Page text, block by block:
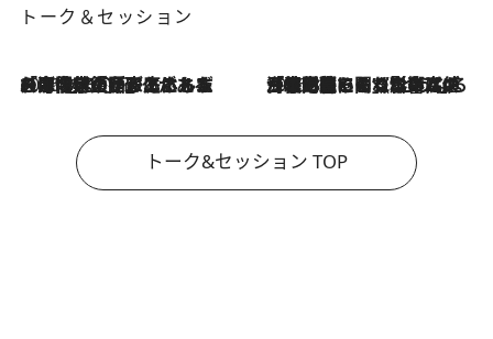
トーク＆セッション
2026.8.3
「今後値上げがあるとすれば…」「リスクがあるのは今年の冬」エネルギー専門家が語る、ホルムズ海峡封鎖が家庭にもたらす“ある心配” 2026.8.3
「住宅建てられない…」「サーチャージ料の高値が続いている」ホルムズ海峡封鎖による影響はいつまで続く？《エネルギー専門家に聞く“どうなる日本の暮らし”》
トーク&セッション TOP